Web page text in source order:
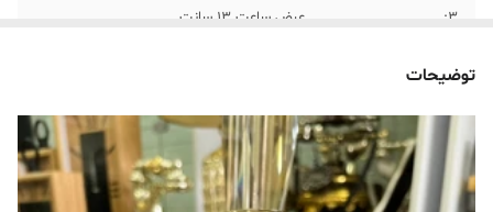
۳: عرض ساعت ۱۳ سانت
۴:
توضیحات